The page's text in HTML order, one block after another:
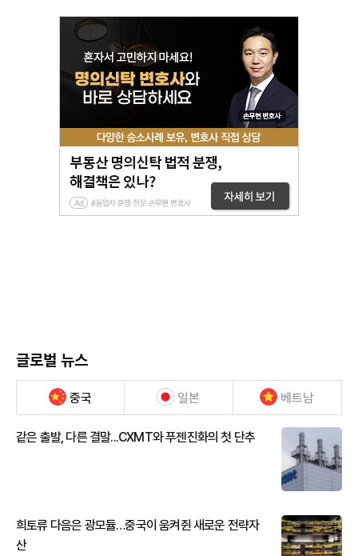
글로벌 뉴스
중국 일본 베트남
같은 출발, 다른 결말...CXMT와 푸젠진화의 첫 단추
희토류 다음은 광모듈…중국이 움켜쥔 새로운 전략자
산